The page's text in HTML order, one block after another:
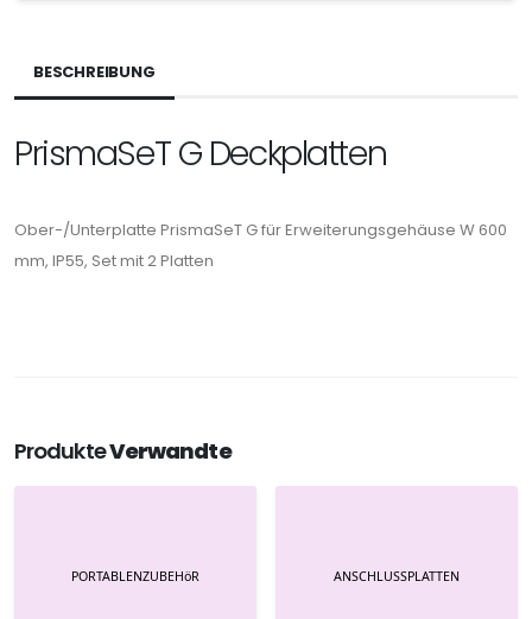
BESCHREIBUNG
PrismaSeT G Deckplatten
Ober-/Unterplatte PrismaSeT G für Erweiterungsgehäuse W 600
mm, IP55, Set mit 2 Platten
ProdukteVerwandte